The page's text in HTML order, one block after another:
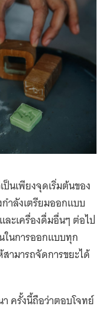
นเพียงจุดเริ่มต้นของ
ำลังเตรียมออกแบบ
ะเครื่องดื่มอื่นๆ ต่อไป
นการออกแบบทุก
ามารถจัดการขยะได้
ครั้งนี้ถือว่าตอบโจทย์